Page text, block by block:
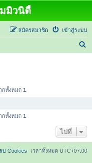
มิวนิตี้
เข้าสู่ระบบ
สมัครสมาชิก
กทั้งหมด 1
กทั้งหมด 1
ไปที่
เวลาทั้งหมด UTC+07:00
ลบ Cookies